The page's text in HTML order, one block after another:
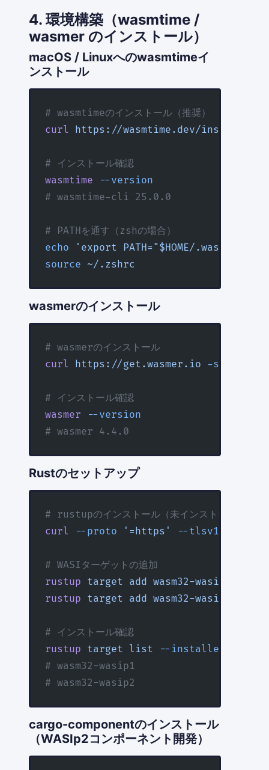
4. 環境構築（wasmtime /
wasmer のインストール）
macOS / Linuxへのwasmtimeイ
ンストール
# wasmtimeのインストール（推奨）
curl https://wasmtime.dev/install.sh
# インストール確認
wasmtime --version
# wasmtime-cli 25.0.0
# PATHを通す（zshの場合）
echo 'export PATH="$HOME/.wasmtime/
source ~/.zshrc
wasmerのインストール
# wasmerのインストール
curl https://get.wasmer.io -sSfL
# インストール確認
wasmer --version
# wasmer 4.4.0
Rustのセットアップ
# rustupのインストール（未インストールの場合
curl --proto '=https' --tlsv1.2
# WASIターゲットの追加
rustup target add wasm32-wasip1
rustup target add wasm32-wasip2
# インストール確認
rustup target list --installed
# wasm32-wasip1
# wasm32-wasip2
cargo-componentのインストール
（WASIp2コンポーネント開発）